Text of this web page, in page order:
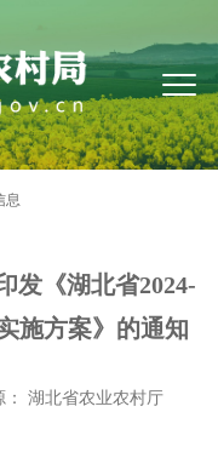
息
发《湖北省2024-
施方案》的通知
： 湖北省农业农村厅